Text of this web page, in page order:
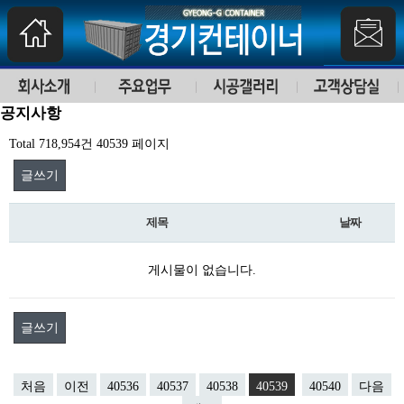
공지사항
Total 718,954건 40539 페이지
글쓰기
제목 날짜
게시물이 없습니다.
글쓰기
처음 이전 40536 40537 40538 40539 40540
다음